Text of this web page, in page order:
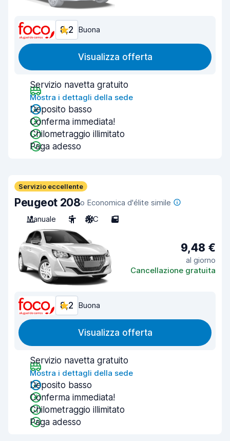
8,2 Buona
Visualizza offerta
Servizio navetta gratuito
Mostra i dettagli della sede
Deposito basso
Conferma immediata!
Chilometraggio illimitato
Paga adesso
Servizio eccellente
Peugeot 208o Economica d'élite simile
Manuale
5 A/C 5
9,48 €
al giorno
Cancellazione gratuita
8,2 Buona
Visualizza offerta
Servizio navetta gratuito
Mostra i dettagli della sede
Deposito basso
Conferma immediata!
Chilometraggio illimitato
Paga adesso